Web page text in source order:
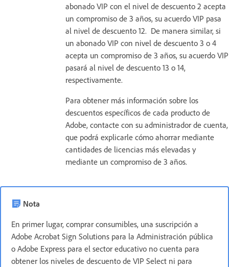
abonado VIP con el nivel de descuento 2 acepta
un compromiso de 3 años, su acuerdo VIP pasa
al nivel de descuento 12. De manera similar, si
un abonado VIP con nivel de descuento 3 o 4
acepta un compromiso de 3 años, su acuerdo VIP
pasará al nivel de descuento 13 o 14,
respectivamente.
Para obtener más información sobre los
descuentos específicos de cada producto de
Adobe, contacte con su administrador de cuenta,
que podrá explicarle cómo ahorrar mediante
cantidades de licencias más elevadas y
mediante un compromiso de 3 años.
Nota
En primer lugar, comprar consumibles, una suscripción a
Adobe Acrobat Sign Solutions para la Administración pública
o Adobe Express para el sector educativo no cuenta para
obtener los niveles de descuento de VIP Select ni para